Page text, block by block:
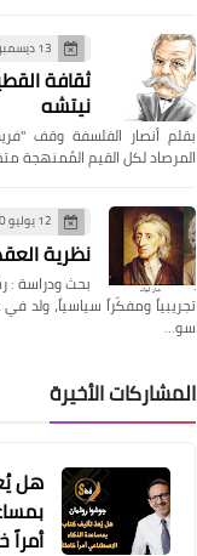
13 ديسمبر 2019
ثقافة
نيتشه
بقلم أنصار الفلسفة وقف
المرصاد لكل القيم المُمنهجة
12 يوليو 2020
نظرية
بحث ودراسة :
سو…
المشاركات الأخيرة
هل
أمراً